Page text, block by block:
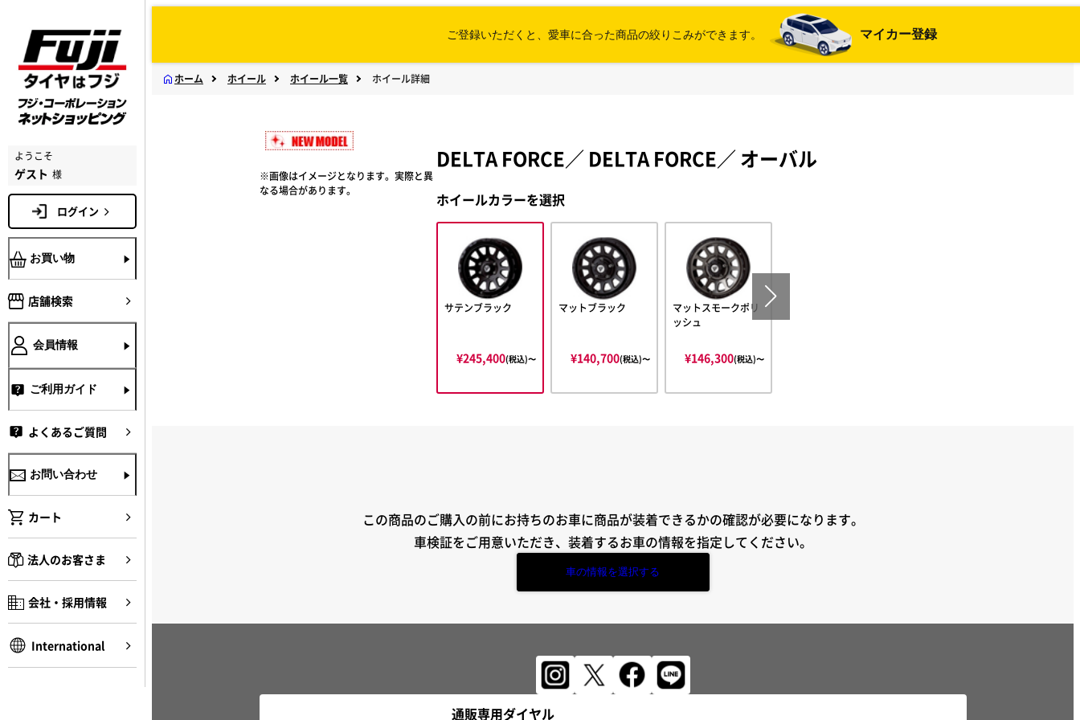
ようこそ
ゲスト 様
ログイン
お買い物
店舗検索
会員情報
ご利用ガイド
よくあるご質問
お問い合わせ
カート
法人のお客さま
会社・採用情報
International
ご登録いただくと、愛車に合った商品の絞りこみができます。 マイカー登録
ホーム ホイール ホイール一覧 ホイール詳細
※画像はイメージとなります。実際と異
なる場合があります。
DELTA FORCE／ DELTA FORCE／オーバル
ホイールカラーを選択
サテンブラック
¥245,400(税込)〜
マットブラック
¥140,700(税込)〜
マットスモークポリ
ッシュ
¥146,300(税込)〜
この商品のご購入の前にお持ちのお車に商品が装着できるかの確認が必要になります。
車検証をご用意いただき、装着するお車の情報を指定してください。
車の情報を選択する
通販専用ダイヤル